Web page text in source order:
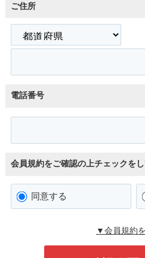
ご住所
電話番号
会員規約をご確認の上チェックを
同意する
▼会員規約